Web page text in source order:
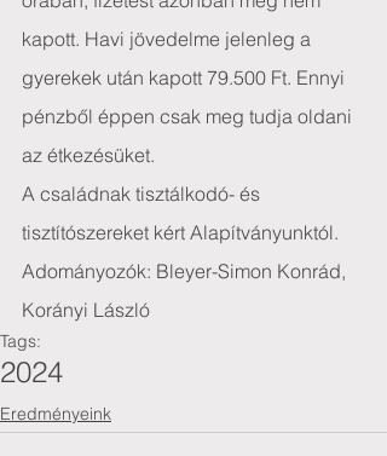
kapott. Havi jövedelme jelenleg a
gyerekek után kapott 79.500 Ft. Ennyi
pénzből éppen csak meg tudja oldani
az étkezésüket.
A családnak tisztálkodó- és
tisztítószereket kért Alapítványunktól.
Adományozók: Bleyer-Simon Konrád,
Korányi László
Tags:
2024
Eredményeink